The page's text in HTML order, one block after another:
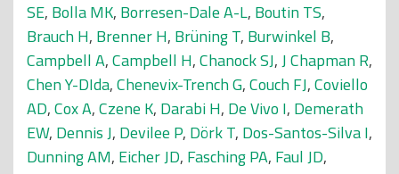
SE, Bolla MK, Borresen-Dale A-L, Boutin TS,
Brauch H, Brenner H, Brüning T, Burwinkel B,
Campbell A,Campbell H,Chanock SJ,J Chapman R,
Chen Y-DIda,Chenevix-Trench G,Couch FJ,Coviello
AD,Cox A,Czene K, Darabi H, De Vivo I, Demerath
EW, Dennis J, Devilee P, Dörk T, Dos-Santos-Silva I,
Dunning AM, Eicher JD, Fasching PA, Faul JD,